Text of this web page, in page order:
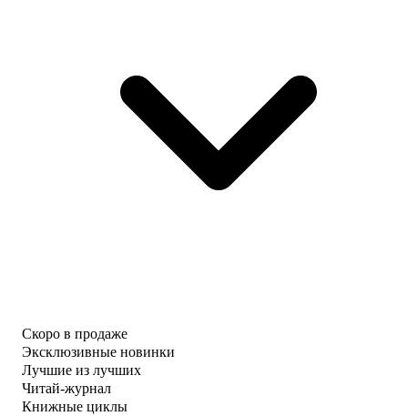
Скоро в продаже
Эксклюзивные новинки
Лучшие из лучших
Читай-журнал
Книжные циклы